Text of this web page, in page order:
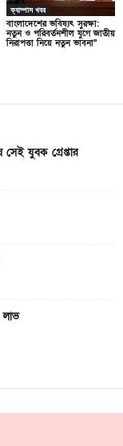
ক্যাম্পাস খবর
বাংলাদেশের ভবিষ্যৎ সুরক্ষা:
নতুন ও পরিবর্তনশীল যুগে জাতীয়
নিরাপত্তা নিয়ে নতুন ভাবনা”
যুবক গ্রেপ্তার
লাভ